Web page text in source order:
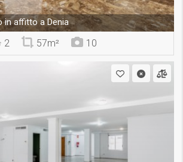
in affitto a Denia
2 57m² 10